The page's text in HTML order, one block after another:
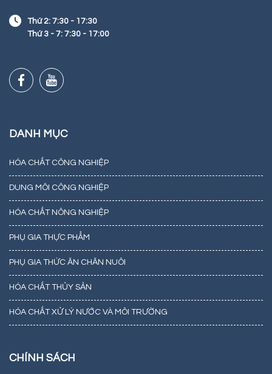
Thứ 2: 7:30 - 17:30
Thứ 3 - 7: 7:30 - 17:00
DANH MỤC
HÓA CHẤT CÔNG NGHIỆP
DUNG MÔI CÔNG NGHIỆP
HÓA CHẤT NÔNG NGHIỆP
PHỤ GIA THỰC PHẨM
PHỤ GIA THỨC ĂN CHĂN NUÔI
HÓA CHẤT THỦY SẢN
HÓA CHẤT XỬ LÝ NƯỚC VÀ MÔI TRƯỜNG
CHÍNH SÁCH